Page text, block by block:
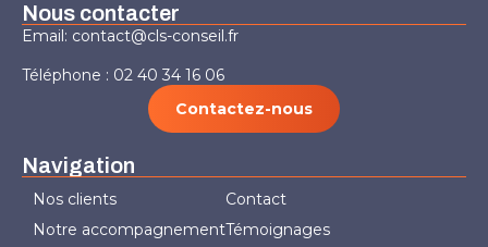
Nous contacter
Email: contact@cls-conseil.fr
Téléphone : 02 40 34 16 06
Contactez-nous
Navigation
Nos clients
Notre accompagnement
Contact
Témoignages